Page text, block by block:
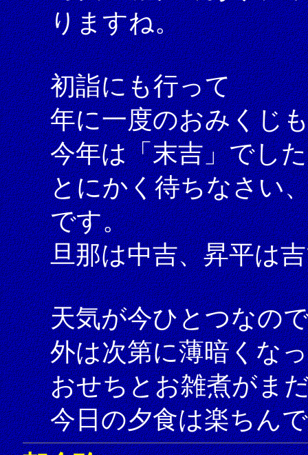
りますね。
初詣にも行って
年に一度のおみくじ
今年は「末吉」でし
とにかく待ちなさい
です。
旦那は中吉、昇平は
天気が今ひとつなの
外は次第に薄暗くな
おせちとお雑煮がま
今日の夕食は楽ちん